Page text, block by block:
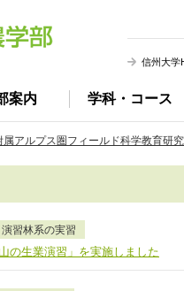
案内 学科・コース
信州大学
属アルプス圏フィールド科学教育研
演習林系の実習
の生業演習」を実施しました